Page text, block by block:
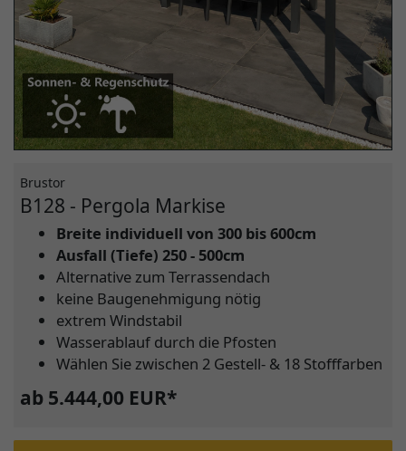
Brustor
B128 - Pergola Markise
Breite individuell von 300 bis 600cm
Ausfall (Tiefe) 250 - 500cm
Alternative zum Terrassendach
keine Baugenehmigung nötig
extrem Windstabil
Wasserablauf durch die Pfosten
Wählen Sie zwischen 2 Gestell- & 18 Stofffarben
ab 5.444,00 EUR*